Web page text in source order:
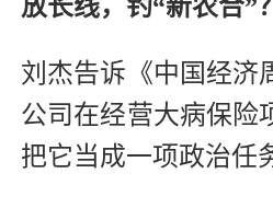
放长线，钓“新农合”？
刘杰告诉《中国经济
公司在经营大病保险
把它当成一项政治任